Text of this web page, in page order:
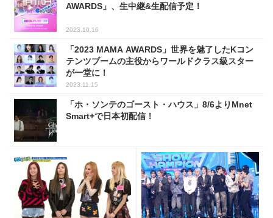
AWARDS」、生中継&生配信予定！
2023.10.16
「2023 MAMA AWARDS」世界を魅了したKコン
テンツブームの主役からワールドクラス級スター
が一堂に！
2023.11.15
「ホ・ソンテのゴースト・ハウス」8/6よりMnet
Smart+で日本初配信！